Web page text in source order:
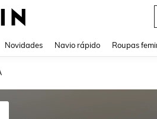
Novidades Navio rápido Roupas